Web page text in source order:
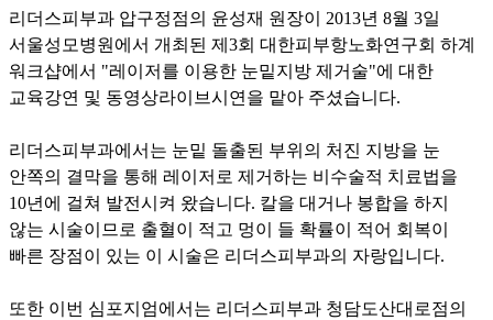
리더스피부과 압구정점의 윤성재 원장이 2013년 8월 3일
서울성모병원에서 개최된 제3회 대한피부항노화연구회 하계
워크샵에서 "레이저를 이용한 눈밑지방 제거술"에 대한
교육강연 및 동영상라이브시연을 맡아 주셨습니다.
리더스피부과에서는 눈밑 돌출된 부위의 처진 지방을 눈
안쪽의 결막을 통해 레이저로 제거하는 비수술적 치료법을
10년에 걸쳐 발전시켜 왔습니다. 칼을 대거나 봉합을 하지
않는 시술이므로 출혈이 적고 멍이 들 확률이 적어 회복이
빠른 장점이 있는 이 시술은 리더스피부과의 자랑입니다.
또한 이번 심포지엄에서는 리더스피부과 청담도산대로점의